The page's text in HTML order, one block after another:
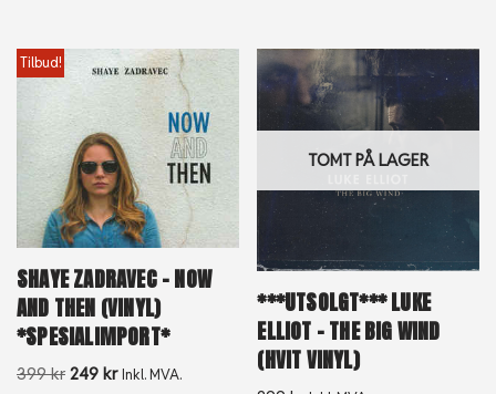
Tilbud!
SHAYE ZADRAVEC – NOW
AND THEN (VINYL)
*SPESIALIMPORT*
399kr 249 kr Inkl. MVA.
TOMT PÅ LAGER
***UTSOLGT*** LUKE
ELLIOT – THE BIG WIND
(HVIT VINYL)